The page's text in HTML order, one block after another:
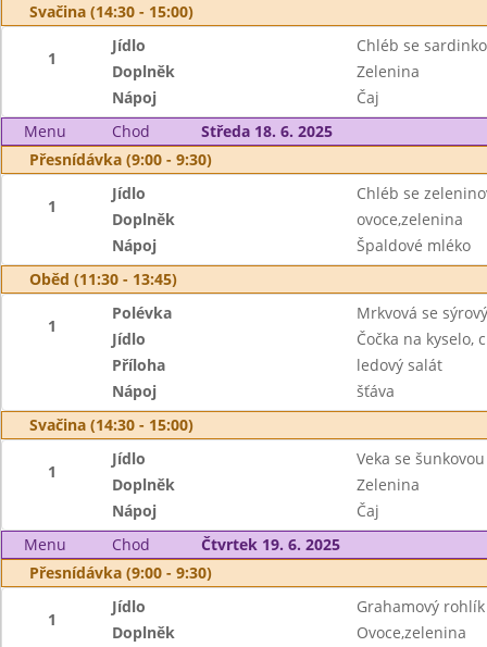
Svačina (14:30 - 15:00)
1
Jídlo
Chléb se
Doplněk
Zelenina
Nápoj
Čaj
Menu
Chod
Středa 18. 6. 2025
Přesnídávka (9:00 - 9:30)
1
Jídlo
Chléb se
Doplněk
ovoce,zelenina
Nápoj
Špaldové mléko
Oběd (11:30 - 13:45)
1
Polévka
Mrkvová se
Jídlo
Čočka na kyselo,
Příloha
ledový salát
Nápoj
šťáva
Svačina (14:30 - 15:00)
1
Jídlo
Veka se
Doplněk
Zelenina
Nápoj
Čaj
Menu
Chod
Čtvrtek 19. 6. 2025
Přesnídávka (9:00 - 9:30)
1
Jídlo
Grahamový
Doplněk
Ovoce,zelenina